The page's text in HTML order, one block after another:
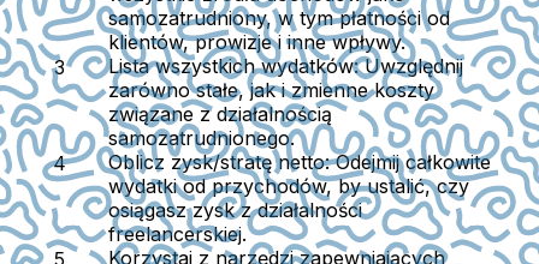
samozatrudniony, w tym płatności od
klientów, prowizje i inne wpływy.
Lista wszystkich wydatków:Uwzględnij
zarówno stałe, jak i zmienne koszty
związane z działalnością
samozatrudnionego.
Oblicz zysk/stratę netto:Odejmij całkowite
wydatki od przychodów, by ustalić, czy
osiągasz zysk z działalności
freelancerskiej.
Korzystaj z narzędzi zapewniających